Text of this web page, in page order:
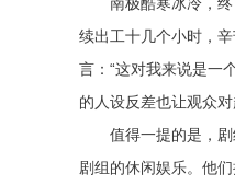
续出工十几个小时，
言：“这对我来说是一
的人设反差也让观众
值得一提的是，
剧组的休闲娱乐。他